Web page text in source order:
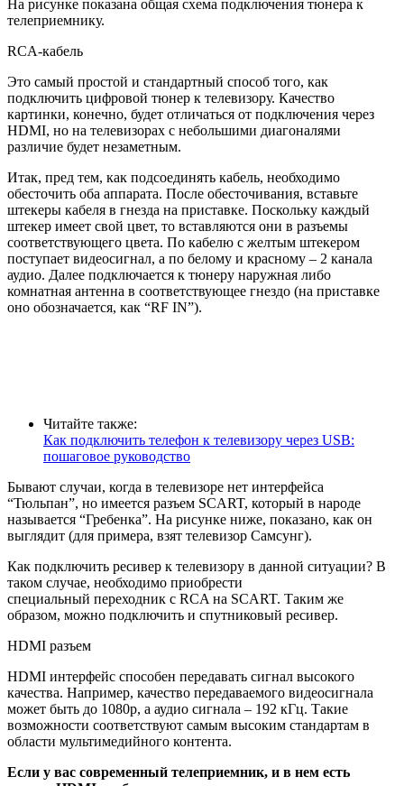
На рисунке показана общая схема подключения тюнера к
телеприемнику.
RCA-кабель
Это самый простой и стандартный способ того, как
подключить цифровой тюнер к телевизору. Качество
картинки, конечно, будет отличаться от подключения через
HDMI, но на телевизорах с небольшими диагоналями
различие будет незаметным.
Итак, пред тем, как подсоединять кабель, необходимо
обесточить оба аппарата. После обесточивания, вставьте
штекеры кабеля в гнезда на приставке. Поскольку каждый
штекер имеет свой цвет, то вставляются они в разъемы
соответствующего цвета. По кабелю с желтым штекером
поступает видеосигнал, а по белому и красному – 2 канала
аудио. Далее подключается к тюнеру наружная либо
комнатная антенна в соответствующее гнездо (на приставке
оно обозначается, как “RF IN”).
Читайте также:
Как подключить телефон к телевизору через USB:
пошаговое руководство
Бывают случаи, когда в телевизоре нет интерфейса
“Тюльпан”, но имеется разъем SCART, который в народе
называется “Гребенка”. На рисунке ниже, показано, как он
выглядит (для примера, взят телевизор Самсунг).
Как подключить ресивер к телевизору в данной ситуации? В
таком случае, необходимо приобрести
специальный переходник с RCA на SCART. Таким же
образом, можно подключить и спутниковый ресивер.
HDMI разъем
HDMI интерфейс способен передавать сигнал высокого
качества. Например, качество передаваемого видеосигнала
может быть до 1080p, а аудио сигнала – 192 кГц. Такие
возможности соответствуют самым высоким стандартам в
области мультимедийного контента.
Если у вас современный телеприемник, и в нем есть